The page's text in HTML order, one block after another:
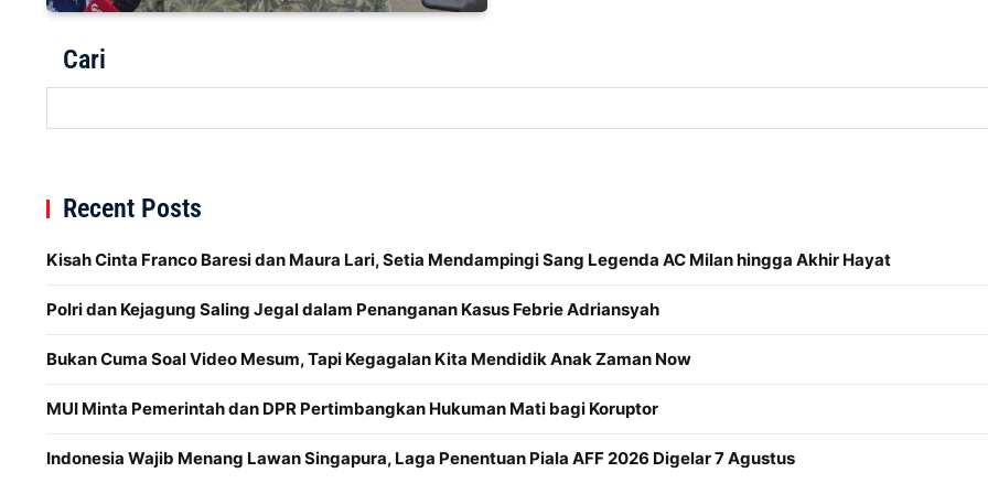
Cari
Recent Posts
Kisah Cinta Franco Baresi dan Maura Lari, Setia Mendampingi Sang Legenda AC Milan hingga Akhir Hayat
Polri dan Kejagung Saling Jegal dalam Penanganan Kasus Febrie Adriansyah
Bukan Cuma Soal Video Mesum, Tapi Kegagalan Kita Mendidik Anak Zaman Now
MUI Minta Pemerintah dan DPR Pertimbangkan Hukuman Mati bagi Koruptor
Indonesia Wajib Menang Lawan Singapura, Laga Penentuan Piala AFF 2026 Digelar 7 Agustus